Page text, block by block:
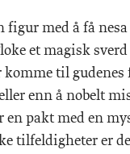
med å få
et magisk
til
enn å nobelt
en pakt med en
tilfeldigheter er